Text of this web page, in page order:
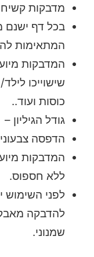
מדבקות
בכל דף ישנם
המתאימות
המדבקות
שישוייכו
כוסות ועוד..
גודל הגיליון – 17.5 * 23ס”מ
הדפסה
המדבקות
ללא חספוס.
לפני
להדבקה
שמנוני.